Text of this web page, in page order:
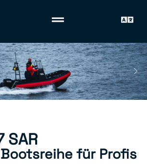
SAR
für Profis